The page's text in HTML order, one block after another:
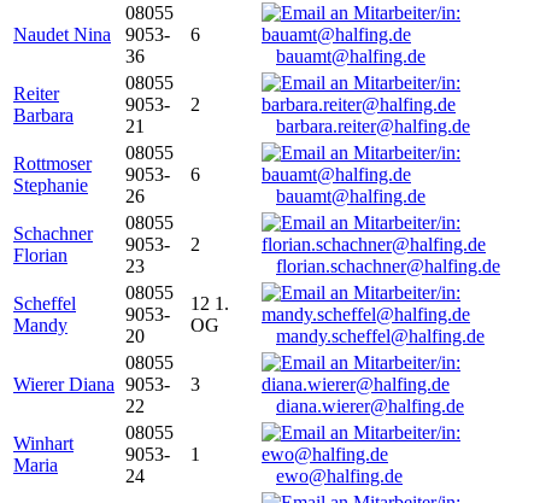
Naudet Nina
08055
9053-
36
6
bauamt@halfing.de
Reiter
Barbara
08055
9053-
21
2
barbara.reiter@halfing.de
Rottmoser
Stephanie
08055
9053-
26
6
bauamt@halfing.de
Schachner
Florian
08055
9053-
23
2
florian.schachner@halfing.de
Scheffel
Mandy
08055
9053-
20
12 1.
OG
mandy.scheffel@halfing.de
Wierer Diana
08055
9053-
22
3
diana.wierer@halfing.de
Winhart
Maria
08055
9053-
24
1
ewo@halfing.de